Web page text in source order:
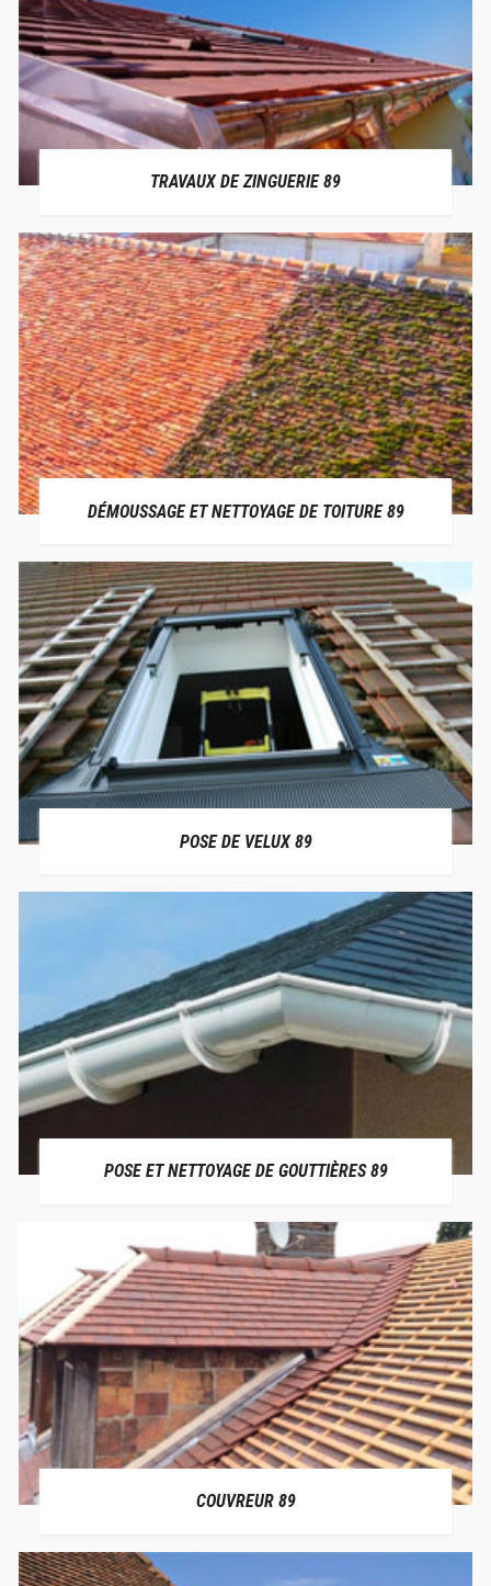
TRAVAUX DE ZINGUERIE 89
DÉMOUSSAGE ET NETTOYAGE DE TOITURE 89
POSE DE VELUX 89
POSE ET NETTOYAGE DE GOUTTIÈRES 89
COUVREUR 89